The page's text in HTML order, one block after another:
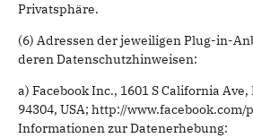
Privatsphäre.
(6) Adressen der jeweiligen Plug-in-
deren Datenschutzhinweisen:
a) Facebook Inc., 1601 S California
94304, USA; http://
Informationen zur Datenerhebung: